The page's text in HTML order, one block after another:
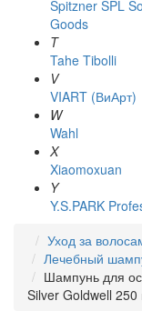
Spitzner SPL
Goods
T
Tahe Tibolli
V
VIART (ВиАрт)
W
Wahl
X
Xiaomoxuan
Y
Y.S.PARK
Уход за
Лечебный
Шампунь для
Silver Goldwell